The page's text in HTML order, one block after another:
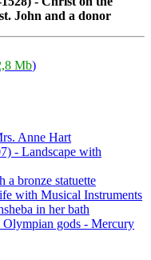
John and a donor
Mb)